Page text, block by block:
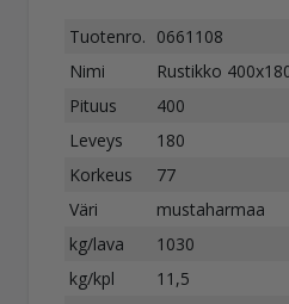
Tuotenro. 0661108
Nimi
Rustikko
Pituus
400
Leveys
180
Korkeus
77
Väri
mustaharmaa
kg/lava
1030
kg/kpl
11,5